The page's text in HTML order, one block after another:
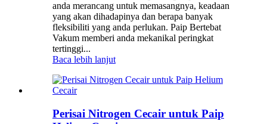
anda merancang untuk memasangnya, keadaan
yang akan dihadapinya dan berapa banyak
fleksibiliti yang anda perlukan. Paip Bertebat
Vakum memberi anda mekanikal peringkat
tertinggi...
Baca lebih lanjut
Perisai Nitrogen Cecair untuk Paip